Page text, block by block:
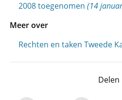
2008 toegenomen (14
Meer over
Rechten en taken Tweede
Delen